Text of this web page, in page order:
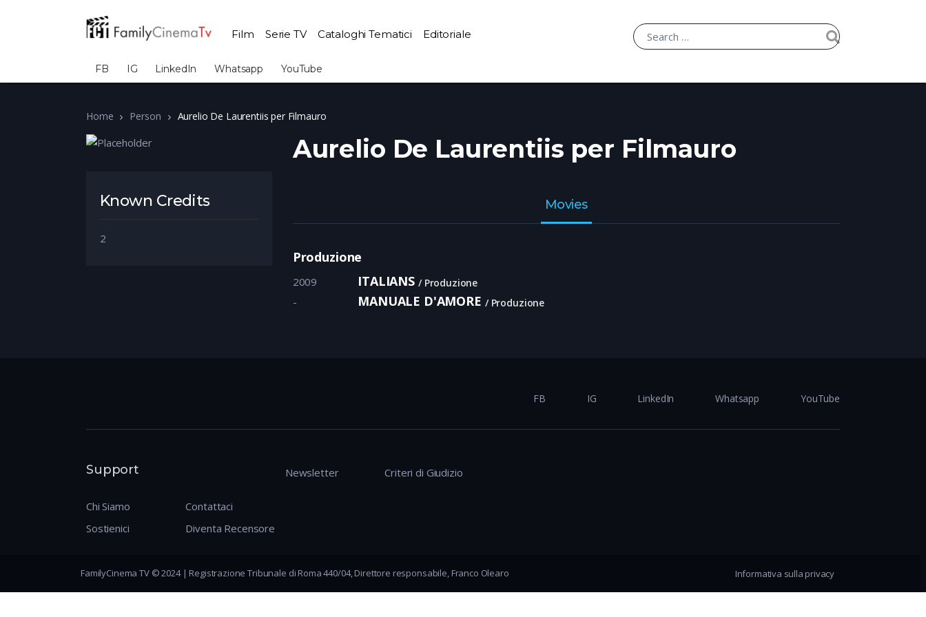
Film Serie TV Cataloghi Tematici Editoriale
FB IG LinkedIn Whatsapp YouTube
Home Person Aurelio De Laurentiis per Filmauro
Known Credits
2
Aurelio De Laurentiis per Filmauro
Movies
Produzione
2009 ITALIANS Produzione
- MANUALE D'AMORE Produzione
FB IG LinkedIn Whatsapp YouTube
Support
Chi Siamo
Sostienici
Contattaci
Diventa Recensore
Newsletter Criteri di Giudizio
FamilyCinema TV © 2024 | Registrazione Tribunale di Roma 440/04, Direttore responsabile, Franco Olearo Informativa sulla privacy